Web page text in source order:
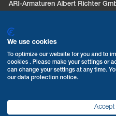
ARI-Armaturen Albert Richter
D-33758 Schloß Holte-Stukenbrock
Telefon:+49 5207 994-0
Fax: +49 5207 994-297 / -298
E-Mail: info.vertrieb@ari-
AGB
We use cookies
To optimize our website for you and to
cookies . Please make your settings or
can change your settings at any time.
our data protection notice.
Accept